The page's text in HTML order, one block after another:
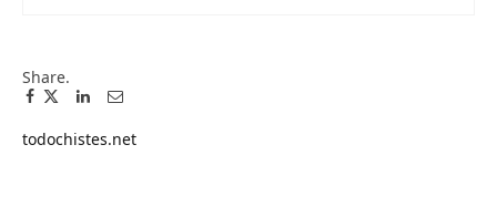
Share.
Facebook
TwitterPinterest
LinkedIn
Tumblr
Email
todochistes.net